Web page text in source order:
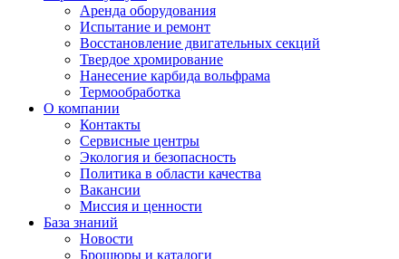
Аренда оборудования
Испытание и ремонт
Восстановление двигательных секций
Твердое хромирование
Нанесение карбида вольфрама
Термообработка
О компании
Контакты
Сервисные центры
Экология и безопасность
Политика в области качества
Вакансии
Миссия и ценности
База знаний
Новости
Брошюры и каталоги